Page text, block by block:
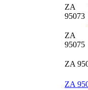
ZA
95073
ZA
95075
ZA
ZA